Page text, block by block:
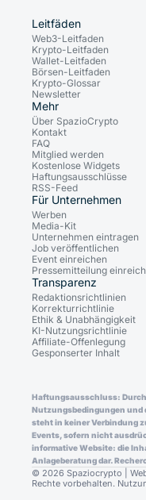
Leitfäden
Web3-Leitfaden
Krypto-Leitfaden
Wallet-Leitfaden
Börsen-Leitfaden
Krypto-Glossar
Newsletter
Mehr
Über SpazioCrypto
Kontakt
FAQ
Mitglied werden
Kostenlose Widgets
Haftungsausschlüsse
RSS-Feed
Für Unternehmen
Werben
Media-Kit
Unternehmen eintragen
Job veröffentlichen
Event einreichen
Pressemitteilung
Transparenz
Redaktionsrichtlinien
Korrekturrichtlinie
Ethik & Unabhängigkeit
KI-Nutzungsrichtlinie
Affiliate-Offenlegung
Gesponserter Inhalt
Haftungsausschluss:
Nutzungsbedingungen und
steht in keiner Verbindung
Events, sofern nicht
informative Website: die
Anlageberatung dar.
© 2026 Spaziocrypto |
Rechte vorbehalten.